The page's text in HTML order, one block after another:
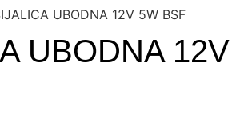
UBODNA 12V 5W BSF
UBODNA 12V